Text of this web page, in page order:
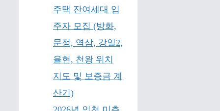
주택 잔여세대 입
주자 모집 (방화,
문정, 역삼, 강일2,
율현, 천왕 위치
지도 및 보증금 계
산기)